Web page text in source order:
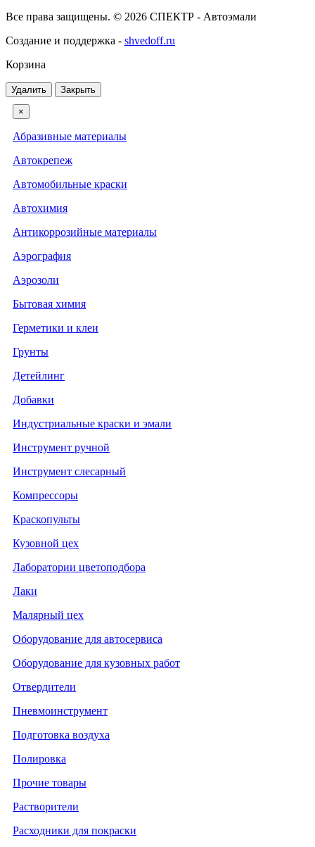
Все права защищены. © 2026 СПЕКТР - Автоэмали
Создание и поддержка - shvedoff.ru
Корзина
Удалить Закрыть
×
Абразивные материалы
Автокрепеж
Автомобильные краски
Автохимия
Антикоррозийные материалы
Аэрография
Аэрозоли
Бытовая химия
Герметики и клеи
Грунты
Детейлинг
Добавки
Индустриальные краски и эмали
Инструмент ручной
Инструмент слесарный
Компрессоры
Краскопульты
Кузовной цех
Лаборатории цветоподбора
Лаки
Малярный цех
Оборудование для автосервиса
Оборудование для кузовных работ
Отвердители
Пневмоинструмент
Подготовка воздуха
Полировка
Прочие товары
Растворители
Расходники для покраски